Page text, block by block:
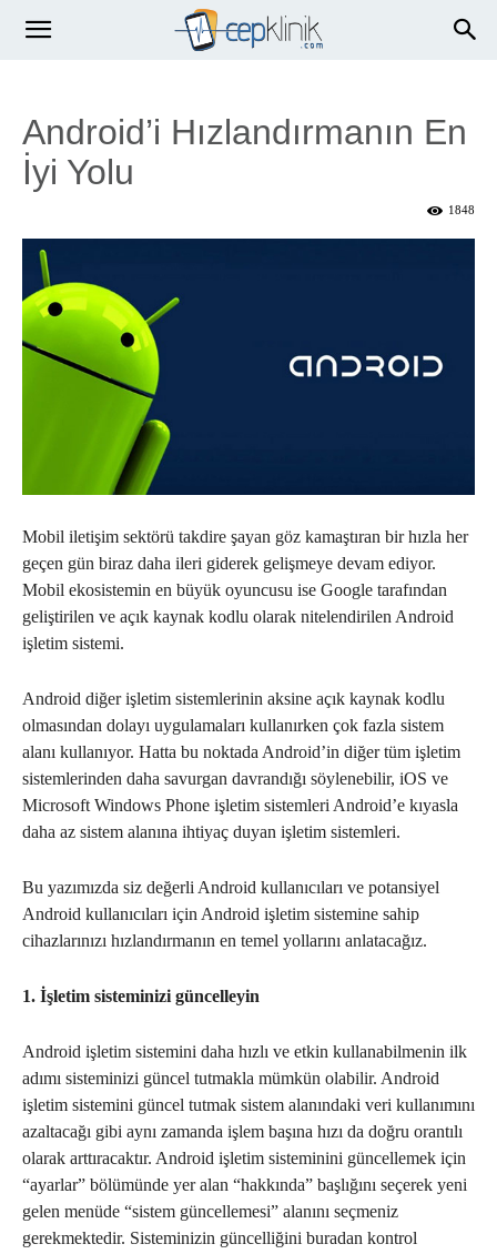
Android’i Hızlandırmanın En
İyi Yolu
1848
Mobil iletişim sektörü takdire şayan göz kamaştıran bir hızla her
geçen gün biraz daha ileri giderek gelişmeye devam ediyor.
Mobil ekosistemin en büyük oyuncusu ise Google tarafından
geliştirilen ve açık kaynak kodlu olarak nitelendirilen Android
işletim sistemi.
Android diğer işletim sistemlerinin aksine açık kaynak kodlu
olmasından dolayı uygulamaları kullanırken çok fazla sistem
alanı kullanıyor. Hatta bu noktada Android’in diğer tüm işletim
sistemlerinden daha savurgan davrandığı söylenebilir, iOS ve
Microsoft Windows Phone işletim sistemleri Android’e kıyasla
daha az sistem alanına ihtiyaç duyan işletim sistemleri.
Bu yazımızda siz değerli Android kullanıcıları ve potansiyel
Android kullanıcıları için Android işletim sistemine sahip
cihazlarınızı hızlandırmanın en temel yollarını anlatacağız.
1. İşletim sisteminizi güncelleyin
Android işletim sistemini daha hızlı ve etkin kullanabilmenin ilk
adımı sisteminizi güncel tutmakla mümkün olabilir. Android
işletim sistemini güncel tutmak sistem alanındaki veri kullanımını
azaltacağı gibi aynı zamanda işlem başına hızı da doğru orantılı
olarak arttıracaktır. Android işletim sisteminini güncellemek için
“ayarlar” bölümünde yer alan “hakkında” başlığını seçerek yeni
gelen menüde “sistem güncellemesi” alanını seçmeniz
gerekmektedir. Sisteminizin güncelliğini buradan kontrol